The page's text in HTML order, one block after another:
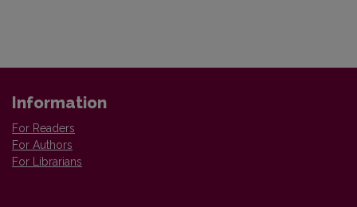
Information
For Readers
For Authors
For Librarians